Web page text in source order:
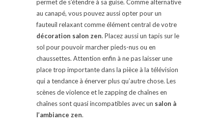
permet de s’étendre à sa guise. Comme alternative
au canapé, vous pouvez aussi opter pour un
fauteuil relaxant comme élément central de votre
décoration salon zen. Placez aussi un tapis sur le
sol pour pouvoir marcher pieds-nus ou en
chaussettes. Attention enfin à ne pas laisser une
place trop importante dans la pièce à la télévision
qui a tendance à énerver plus qu’autre chose. Les
scènes de violence et le zapping de chaînes en
chaînes sont quasi incompatibles avec un salon à
l’ambiance zen.